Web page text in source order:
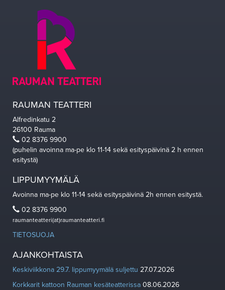
RAUMAN TEATTERI
Alfredinkatu 2
26100 Rauma
02 8376 9900
(puhelin avoinna ma-pe klo 11-14 sekä esityspäivinä 2 h ennen
esitystä)
LIPPUMYYMÄLÄ
Avoinna ma-pe klo 11-14 sekä esityspäivinä 2h ennen esitystä.
02 8376 9900
raumanteatteri(at)raumanteatteri.fi
TIETOSUOJA
AJANKOHTAISTA
Keskiviikkona 29.7. lippumyymälä suljettu 27.07.2026
Korkkarit kattoon Rauman kesäteatterissa 08.06.2026